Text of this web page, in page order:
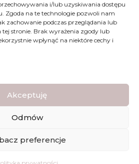
i/lub uzyskiwania dostępu
Zgoda na te technologie pozwoli nam
zachowanie podczas przeglądania lub
stronie. Brak wyrażenia zgody lub
wpłynąć na niektóre cechy i
Akceptuję
Odmów
preferencje
22-500 Hrubieszów
KLIENTA
sklepu
strony:WDesign